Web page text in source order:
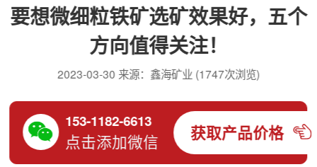
要想微细粒铁矿选矿效果好，五个
方向值得关注！
2023-03-30 来源：鑫海矿业 (1747次浏览)
153-1182-6613
点击添加微信 获取产品价格